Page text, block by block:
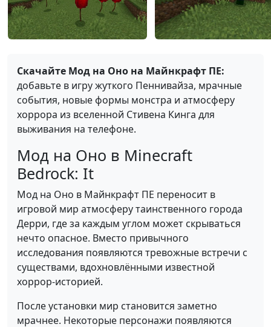
Скачайте Мод на Оно на Майнкрафт ПЕ:
добавьте в игру жуткого Пеннивайза, мрачные
события, новые формы монстра и атмосферу
хоррора из вселенной Стивена Кинга для
выживания на телефоне.
Мод на Оно в Minecraft
Bedrock: It
Мод на Оно в Майнкрафт ПЕ переносит в
игровой мир атмосферу таинственного города
Дерри, где за каждым углом может скрываться
нечто опасное. Вместо привычного
исследования появляются тревожные встречи с
существами, вдохновлёнными известной
хоррор-историей.
После установки мир становится заметно
мрачнее. Некоторые персонажи появляются